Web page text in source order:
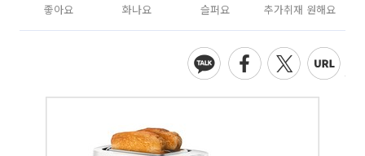
좋아요 화나요 슬퍼요 추가취재 원해요